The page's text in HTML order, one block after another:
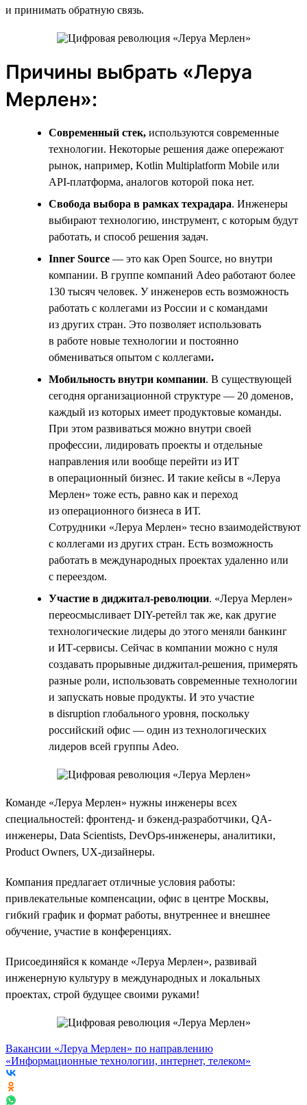
и принимать обратную связь.
Причины выбрать «Леруа
Мерлен»:
Современный стек, используются современные
технологии. Некоторые решения даже опережают
рынок, например, Kotlin Multiplatform Mobile или
API-платформа, аналогов которой пока нет.
Свобода выбора в рамках техрадара. Инженеры
выбирают технологию, инструмент, с которым будут
работать, и способ решения задач.
Inner Source — это как Open Source, но внутри
компании. В группе компаний Adeo работают более
130 тысяч человек. У инженеров есть возможность
работать с коллегами из России и с командами
из других стран. Это позволяет использовать
в работе новые технологии и постоянно
обмениваться опытом с коллегами.
Мобильность внутри компании. В существующей
сегодня организационной структуре — 20 доменов,
каждый из которых имеет продуктовые команды.
При этом развиваться можно внутри своей
профессии, лидировать проекты и отдельные
направления или вообще перейти из ИТ
в операционный бизнес. И такие кейсы в «Леруа
Мерлен» тоже есть, равно как и переход
из операционного бизнеса в ИТ.
Сотрудники «Леруа Мерлен» тесно взаимодействуют
с коллегами из других стран. Есть возможность
работать в международных проектах удаленно или
с переездом.
Участие в диджитал-революции. «Леруа Мерлен»
переосмысливает DIY-ретейл так же, как другие
технологические лидеры до этого меняли банкинг
и ИТ-сервисы. Сейчас в компании можно с нуля
создавать прорывные диджитал-решения, примерять
разные роли, использовать современные технологии
и запускать новые продукты. И это участие
в disruption глобального уровня, поскольку
российский офис — один из технологических
лидеров всей группы Adeo.
Команде «Леруа Мерлен» нужны инженеры всех
специальностей: фронтенд- и бэкенд-разработчики, QA-
инженеры, Data Scientists, DevOps-инженеры, аналитики,
Product Owners, UX-дизайнеры.
Компания предлагает отличные условия работы:
привлекательные компенсации, офис в центре Москвы,
гибкий график и формат работы, внутреннее и внешнее
обучение, участие в конференциях.
Присоединяйся к команде «Леруа Мерлен», развивай
инженерную культуру в международных и локальных
проектах, строй будущее своими руками!
Вакансии «Леруа Мерлен» по направлению
«Информационные технологии, интернет, телеком»